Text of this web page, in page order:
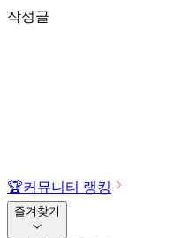
작성글
🏆커뮤니티 랭킹
즐겨찾기